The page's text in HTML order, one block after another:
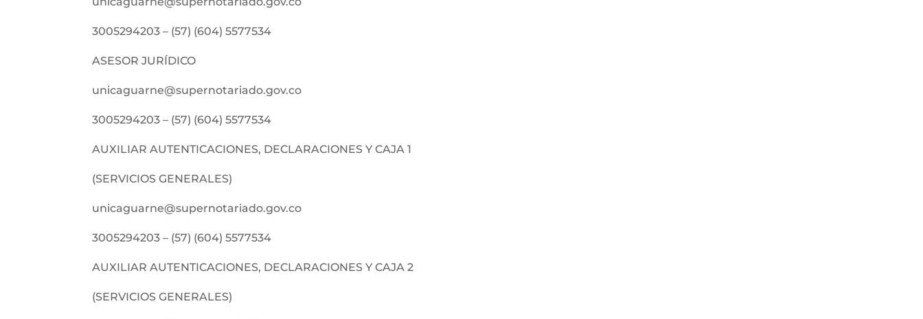
3005294203 – (57) (604) 5577534
ASESOR JURÍDICO
unicaguarne@supernotariado.gov.co
3005294203 – (57) (604) 5577534
AUXILIAR AUTENTICACIONES, DECLARACIONES Y CAJA 1
(SERVICIOS GENERALES)
unicaguarne@supernotariado.gov.co
3005294203 – (57) (604) 5577534
AUXILIAR AUTENTICACIONES, DECLARACIONES Y CAJA 2
(SERVICIOS GENERALES)